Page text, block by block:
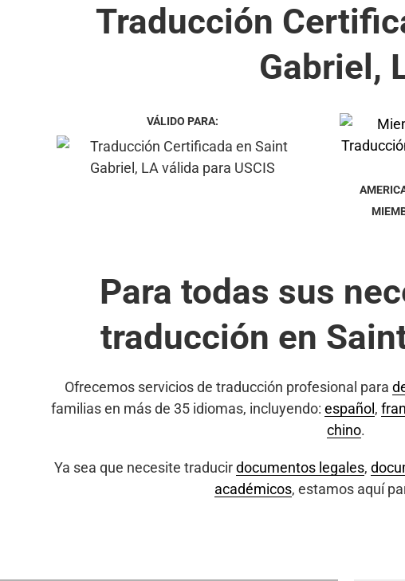
Traducción
Gabriel,
VÁLIDO PARA:
Para todas sus
traducción en
Ofrecemos servicios de traducción profesional para
familias en más de 35 idiomas, incluyendo: español ,
chino.
Ya sea que necesite traducirdocumentos legales,
académicos, estamos aquí